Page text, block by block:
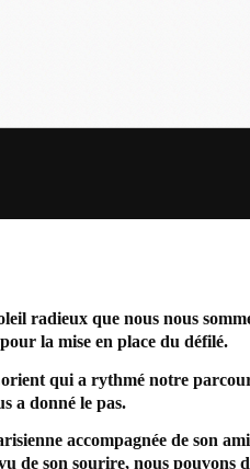
radieux que nous nous
la mise en place du défilé.
qui a rythmé notre
a donné le pas.
accompagnée de son
de son sourire, nous pouvons